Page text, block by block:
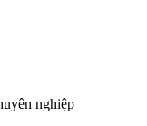
nghiệp